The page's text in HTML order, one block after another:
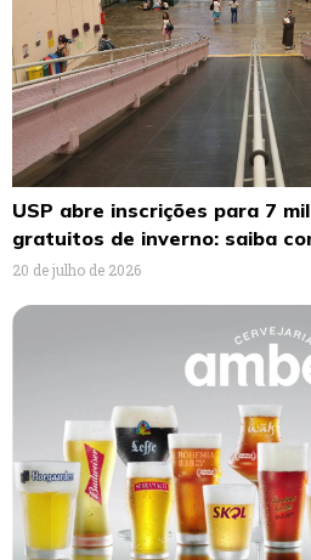
USP abre inscrições para 7
gratuitos de inverno: saiba
20 de julho de 2026